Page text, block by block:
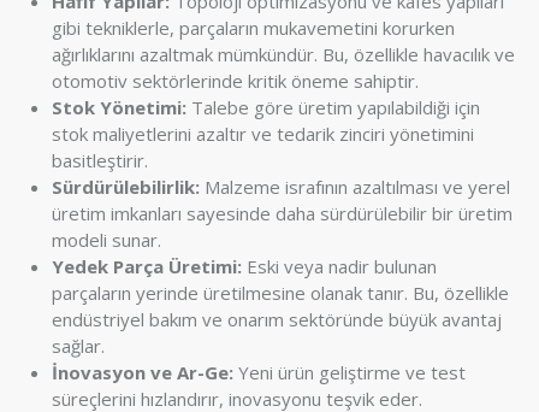
gibi tekniklerle, parçaların mukavemetini korurken
ağırlıklarını azaltmak mümkündür. Bu, özellikle havacılık ve
otomotiv sektörlerinde kritik öneme sahiptir.
Stok Yönetimi: Talebe göre üretim yapılabildiği için
stok maliyetlerini azaltır ve tedarik zinciri yönetimini
basitleştirir.
Sürdürülebilirlik: Malzeme israfının azaltılması ve yerel
üretim imkanları sayesinde daha sürdürülebilir bir üretim
modeli sunar.
Yedek Parça Üretimi: Eski veya nadir bulunan
parçaların yerinde üretilmesine olanak tanır. Bu, özellikle
endüstriyel bakım ve onarım sektöründe büyük avantaj
sağlar.
İnovasyon ve Ar-Ge: Yeni ürün geliştirme ve test
süreçlerini hızlandırır, inovasyonu teşvik eder.